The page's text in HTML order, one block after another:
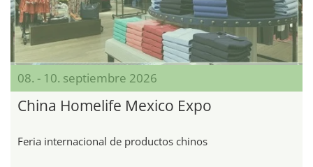
08. - 10. septiembre 2026
China Homelife Mexico Expo
Feria internacional de productos chinos